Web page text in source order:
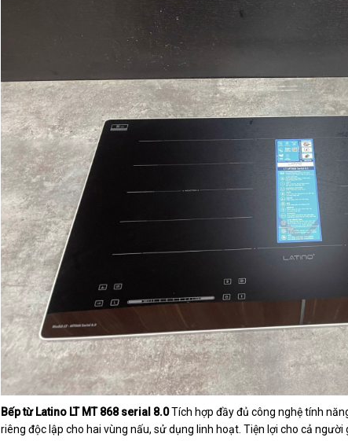
Bếp từ Latino LT MT 868 serial 8.0Tích hợp đầy đủ công nghệ tính
riêng độc lập cho hai vùng nấu, sử dụng linh hoạt. Tiện lợi cho cả